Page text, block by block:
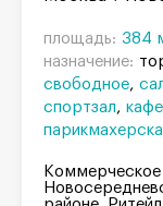
площадь: 384
назначение:
свободное
спортзал
кафе
Коммерческое